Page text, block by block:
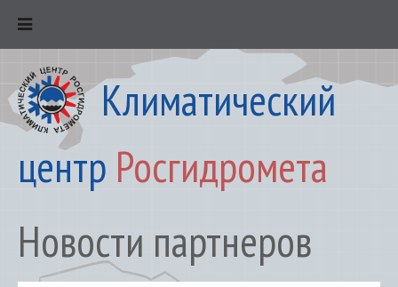
Климатический
центр Росгидромета
Новости партнеров